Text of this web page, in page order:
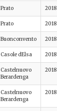
Prato 2018
Prato 2018
Buonconvento 2018
Casole dElsa 2018
Castelnuovo
Berardenga
2018
Castelnuovo
Berardenga
2018